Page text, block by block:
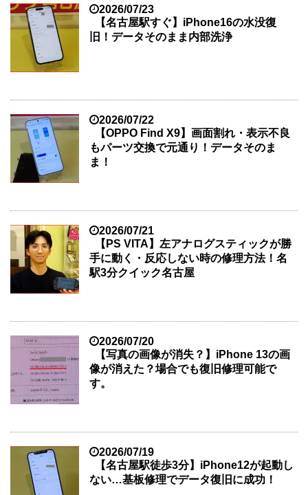
2026/07/23
【名古屋駅すぐ】iPhone16の水没復
旧！データそのまま内部洗浄
2026/07/22
【OPPO Find X9】画面割れ・表示不良
もパーツ交換で元通り！データそのま
ま！
2026/07/21
【PS VITA】左アナログスティックが勝
手に動く・反応しない時の修理方法！名
駅3分クイック名古屋
2026/07/20
【写真の画像が消失？】iPhone 13の画
像が消えた？場合でも復旧修理可能で
す。
2026/07/19
【名古屋駅徒歩3分】iPhone12が起動し
ない…基板修理でデータ復旧に成功！